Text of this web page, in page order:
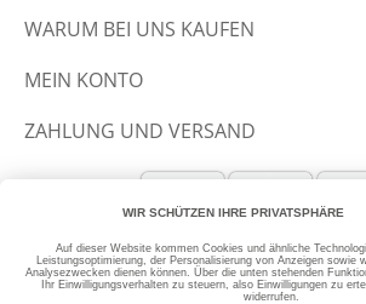
WARUM BEI UNS KAUFEN
MEIN KONTO
ZAHLUNG UND VERSAND